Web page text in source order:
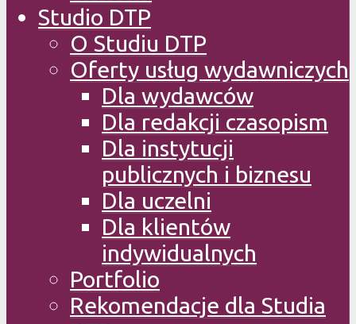
Studio DTP
O Studiu DTP
Oferty usług wydawniczych
Dla wydawców
Dla redakcji czasopism
Dla instytucji
publicznych i biznesu
Dla uczelni
Dla klientów
indywidualnych
Portfolio
Rekomendacje dla Studia